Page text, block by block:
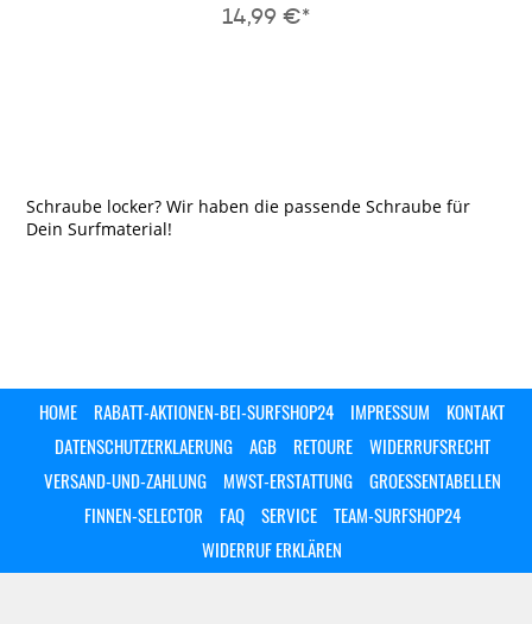
14,99 €*
Schraube locker? Wir haben die passende Schraube für
Dein Surfmaterial!
HOME RABATT-AKTIONEN-BEI-SURFSHOP24 IMPRESSUM
KONTAKT
DATENSCHUTZERKLAERUNG
AGB RETOURE
WIDERRUFSRECHT
VERSAND-UND-ZAHLUNG
MWST-ERSTATTUNG
GROESSENTABELLEN
FINNEN-SELECTOR
FAQ SERVICE
TEAM-SURFSHOP24
WIDERRUF ERKLÄREN